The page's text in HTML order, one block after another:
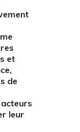
et
de
leur